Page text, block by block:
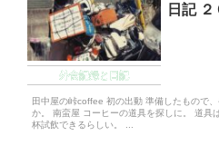
外食記録と日記
日記
田中屋の峠coffee 初の出動 準備したもので
か。 南蛮屋 コーヒーの道具を探しに。 道具
杯試飲できるらしい。 ...